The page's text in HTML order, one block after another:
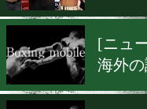
モ
[